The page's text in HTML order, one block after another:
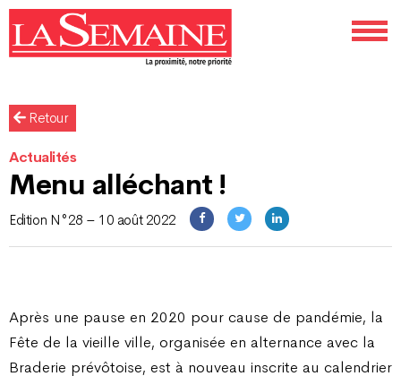
Retour
Actualités
Menu alléchant !
Edition N°28 – 10 août 2022
Après une pause en 2020 pour cause de pandémie, la
Fête de la vieille ville, organisée en alternance avec la
Braderie prévôtoise, est à nouveau inscrite au calendrier